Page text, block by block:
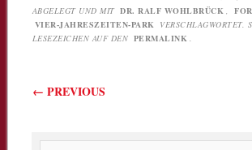
ABGELEGT UND MIT DR. RALF WOHLBRÜCK ,
VIER-JAHRESZEITEN-PARK VERSCHLAGWORTET.
LESEZEICHEN AUF DEN PERMALINK .
Beitragsnavigation
← PREVIOUS